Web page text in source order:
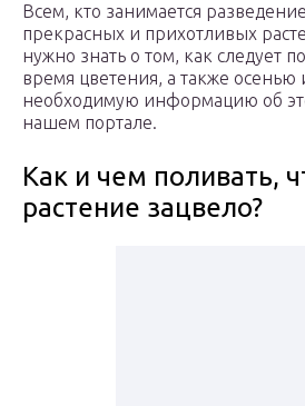
Всем, кто занимается
прекрасных и прихотливых
нужно знать о том, как следует
время цветения, а также
необходимую информацию об
нашем портале.
Как и чем поливать,
растение зацвело?